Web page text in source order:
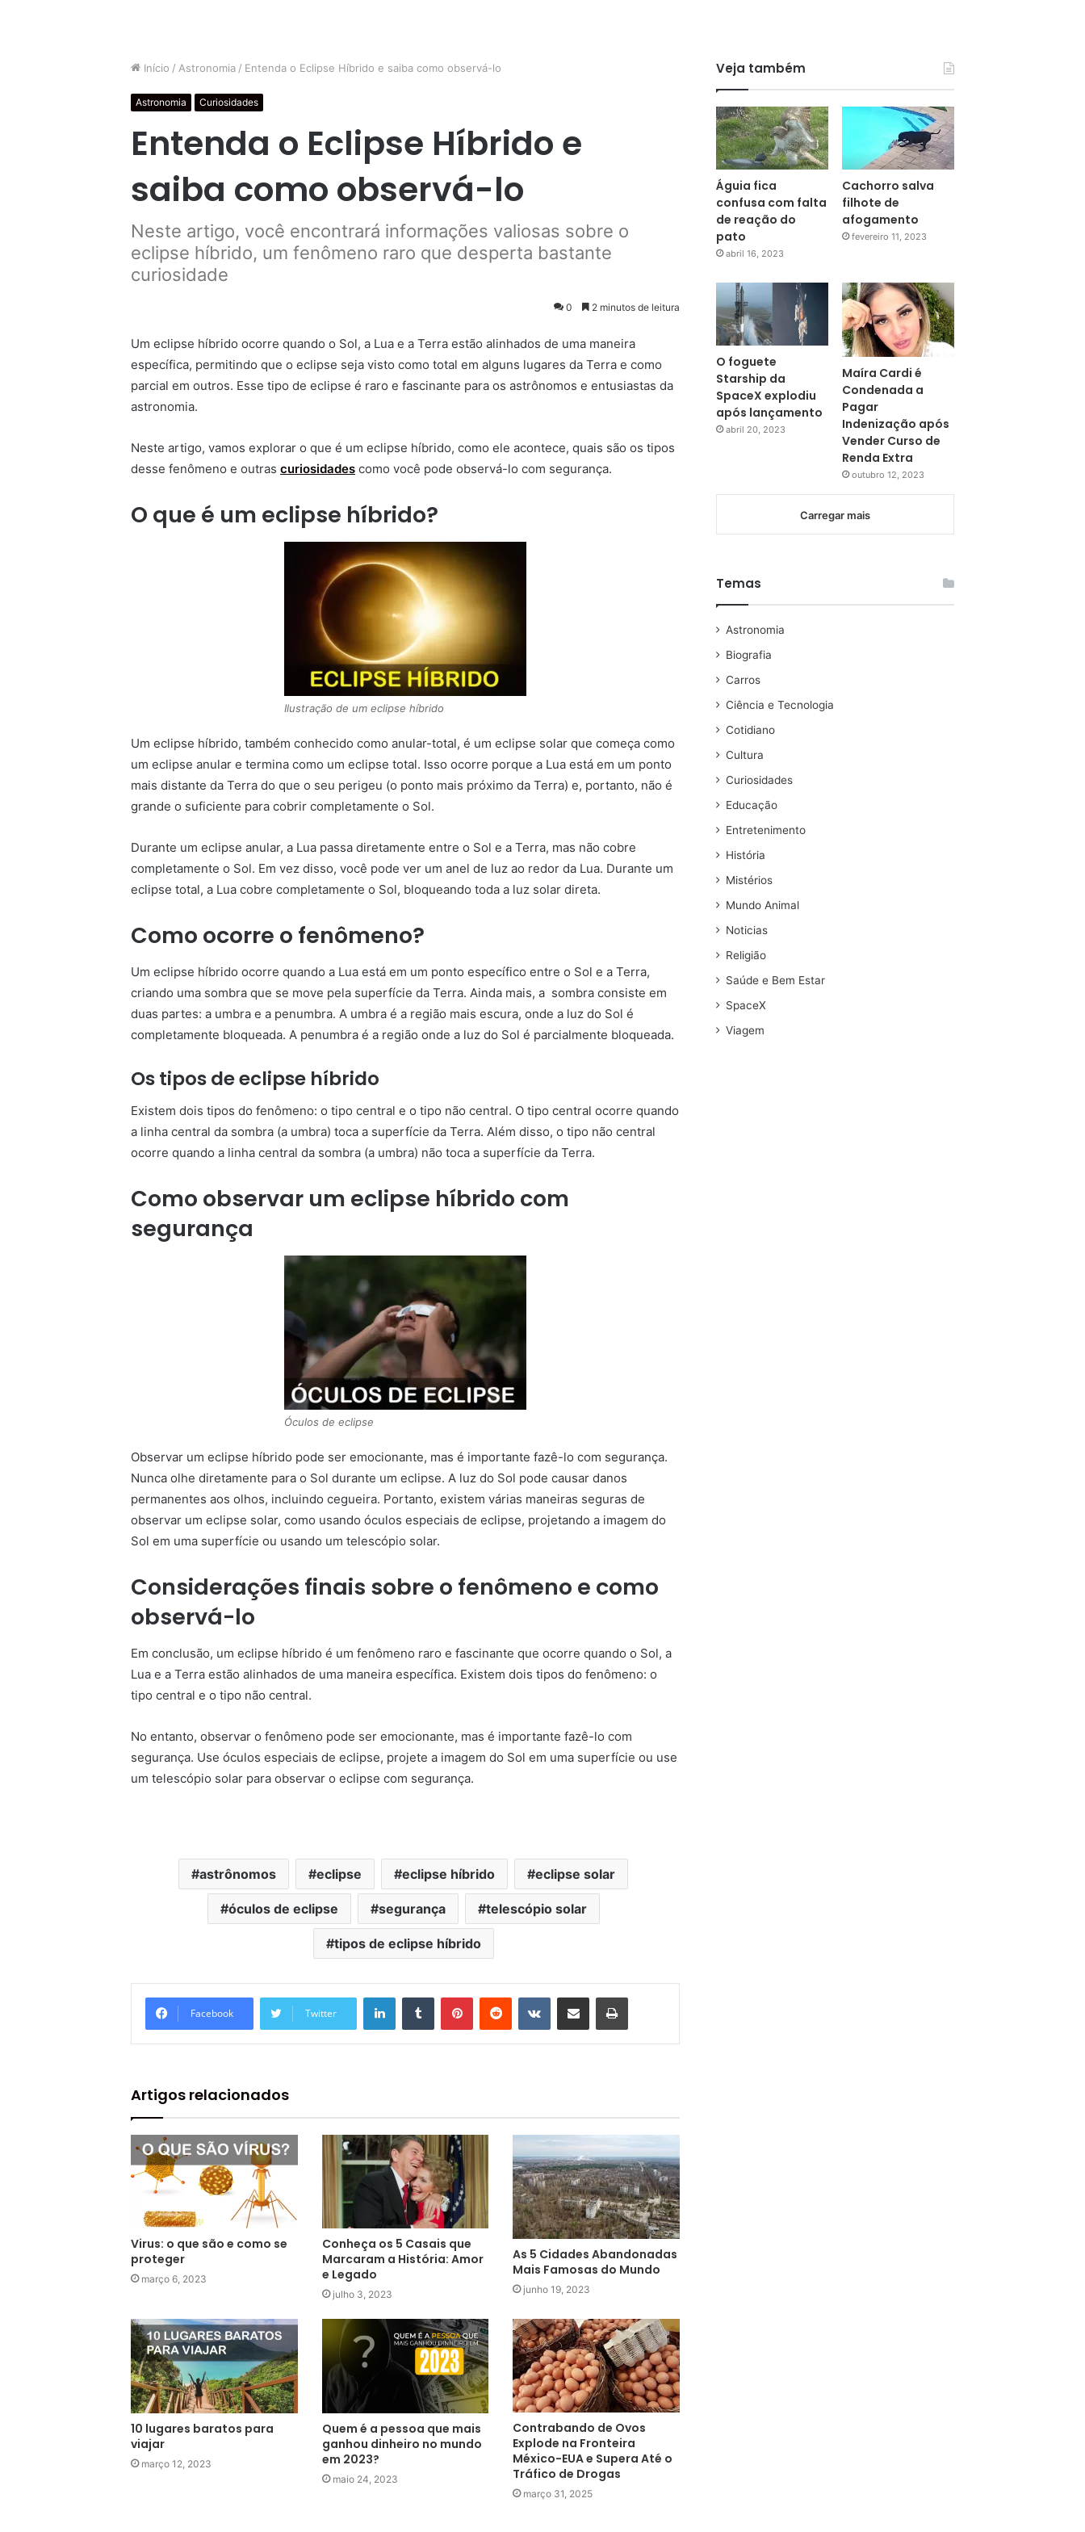
Início / Astronomia / Entenda o Eclipse Híbrido e saiba como observá-lo
Astronomia Curiosidades
Entenda o Eclipse Híbrido e
saiba como observá-lo
Neste artigo, você encontrará informações valiosas sobre o
eclipse híbrido, um fenômeno raro que desperta bastante
curiosidade
0 2 minutos de leitura
Um eclipse híbrido ocorre quando o Sol, a Lua e a Terra estão alinhados de uma maneira
específica, permitindo que o eclipse seja visto como total em alguns lugares da Terra e como
parcial em outros. Esse tipo de eclipse é raro e fascinante para os astrônomos e entusiastas da
astronomia.
Neste artigo, vamos explorar o que é um eclipse híbrido, como ele acontece, quais são os tipos
desse fenômeno e outras curiosidades como você pode observá-lo com segurança.
O que é um eclipse híbrido?
Ilustração de um eclipse híbrido
Um eclipse híbrido, também conhecido como anular-total, é um eclipse solar que começa como
um eclipse anular e termina como um eclipse total. Isso ocorre porque a Lua está em um ponto
mais distante da Terra do que o seu perigeu (o ponto mais próximo da Terra) e, portanto, não é
grande o suficiente para cobrir completamente o Sol.
Durante um eclipse anular, a Lua passa diretamente entre o Sol e a Terra, mas não cobre
completamente o Sol. Em vez disso, você pode ver um anel de luz ao redor da Lua. Durante um
eclipse total, a Lua cobre completamente o Sol, bloqueando toda a luz solar direta.
Como ocorre o fenômeno?
Um eclipse híbrido ocorre quando a Lua está em um ponto específico entre o Sol e a Terra,
criando uma sombra que se move pela superfície da Terra. Ainda mais, a sombra consiste em
duas partes: a umbra e a penumbra. A umbra é a região mais escura, onde a luz do Sol é
completamente bloqueada. A penumbra é a região onde a luz do Sol é parcialmente bloqueada.
Os tipos de eclipse híbrido
Existem dois tipos do fenômeno: o tipo central e o tipo não central. O tipo central ocorre quando
a linha central da sombra (a umbra) toca a superfície da Terra. Além disso, o tipo não central
ocorre quando a linha central da sombra (a umbra) não toca a superfície da Terra.
Como observar um eclipse híbrido com
segurança
Óculos de eclipse
Observar um eclipse híbrido pode ser emocionante, mas é importante fazê-lo com segurança.
Nunca olhe diretamente para o Sol durante um eclipse. A luz do Sol pode causar danos
permanentes aos olhos, incluindo cegueira. Portanto, existem várias maneiras seguras de
observar um eclipse solar, como usando óculos especiais de eclipse, projetando a imagem do
Sol em uma superfície ou usando um telescópio solar.
Considerações finais sobre o fenômeno e como
observá-lo
Em conclusão, um eclipse híbrido é um fenômeno raro e fascinante que ocorre quando o Sol, a
Lua e a Terra estão alinhados de uma maneira específica. Existem dois tipos do fenômeno: o
tipo central e o tipo não central.
No entanto, observar o fenômeno pode ser emocionante, mas é importante fazê-lo com
segurança. Use óculos especiais de eclipse, projete a imagem do Sol em uma superfície ou use
um telescópio solar para observar o eclipse com segurança.
astrônomos eclipse eclipse híbrido eclipse solar
óculos de eclipse segurança telescópio solar
tipos de eclipse híbrido
Facebook Twitter
Artigos relacionados
Virus: o que são e como se
proteger
março 6, 2023
Conheça os 5 Casais que
Marcaram a História: Amor
e Legado
julho 3, 2023
As 5 Cidades Abandonadas
Mais Famosas do Mundo
junho 19, 2023
10 lugares baratos para
viajar
março 12, 2023
Quem é a pessoa que mais
ganhou dinheiro no mundo
em 2023?
maio 24, 2023
Contrabando de Ovos
Explode na Fronteira
México-EUA e Supera Até o
Tráfico de Drogas
março 31, 2025
Veja também
Águia fica
confusa com falta
de reação do
pato
abril 16, 2023
Cachorro salva
filhote de
afogamento
fevereiro 11, 2023
O foguete
Starship da
SpaceX explodiu
após lançamento
abril 20, 2023
Maíra Cardi é
Condenada a
Pagar
Indenização após
Vender Curso de
Renda Extra
outubro 12, 2023
Carregar mais
Temas
Astronomia
Biografia
Carros
Ciência e Tecnologia
Cotidiano
Cultura
Curiosidades
Educação
Entretenimento
História
Mistérios
Mundo Animal
Noticias
Religião
Saúde e Bem Estar
SpaceX
Viagem